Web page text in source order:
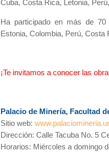
Cuba, Costa Rica, Letonia,
Ha participado en más de 70
Estonia, Colombia, Perú,
¡Te invitamos a conocer las
Palacio de Minería, Facultad
Sitio web:
Dirección: Calle Tacuba No. 5
Horarios: Miércoles a domingo